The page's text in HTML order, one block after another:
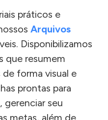
práticos e
Arquivos
Disponibilizamos
que resumem
forma visual e
prontas para
gerenciar seu
metas, além de